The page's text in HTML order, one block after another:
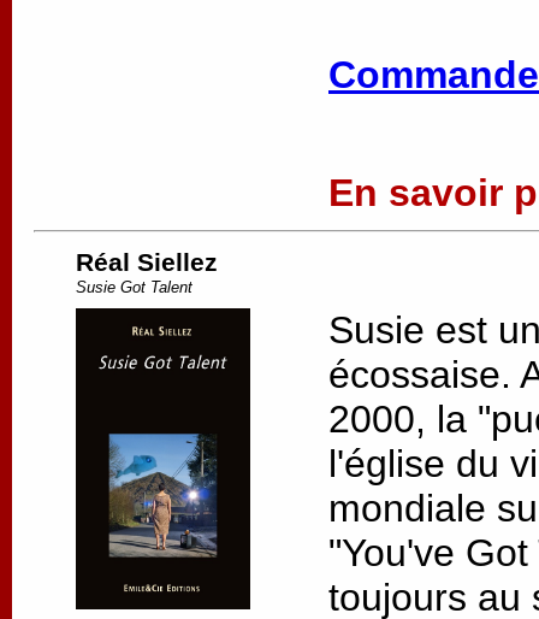
En savoir
Réal Siellez
Susie Got Talent
Susie est
écossaise.
2000, la
l'église du
mondiale
"You've
toujours au